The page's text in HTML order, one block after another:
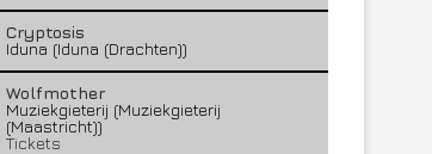
Cryptosis
Iduna (Iduna (Drachten))
Wolfmother
Muziekgieterij (Muziekgieterij
(Maastricht))
Tickets